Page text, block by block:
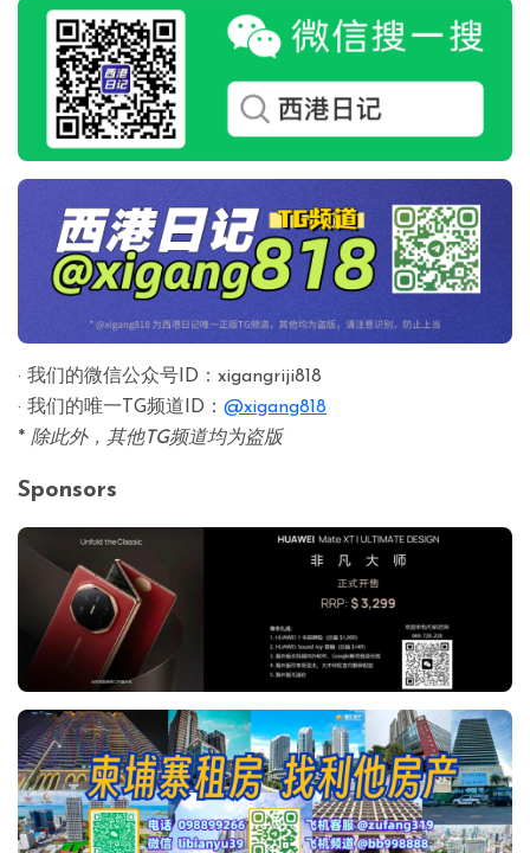
· 我们的微信公众号ID：xigangriji818
· 我们的唯一TG频道ID： @xigang818
* 除此外，其他TG频道均为盗版
Sponsors